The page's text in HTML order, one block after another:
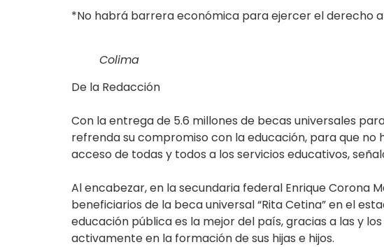
*No habrá barrera económica para ejercer el derecho
Colima
De la Redacción
Con la entrega de 5.6 millones de becas universales
refrenda su compromiso con la educación, para que
acceso de todas y todos a los servicios educativos,
Al encabezar, en la secundaria federal Enrique Corona
beneficiarios de la beca universal “Rita Cetina” en el
educación pública es la mejor del país, gracias a las y
activamente en la formación de sus hijas e hijos.